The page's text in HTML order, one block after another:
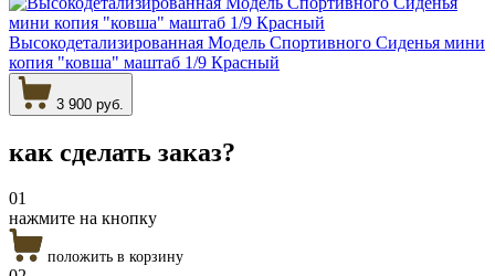
Высокодетализированная Модель Спортивного Сиденья мини
копия "ковша" маштаб 1/9 Красный
3 900 руб.
как сделать заказ?
01
нажмите на кнопку
положить в корзину